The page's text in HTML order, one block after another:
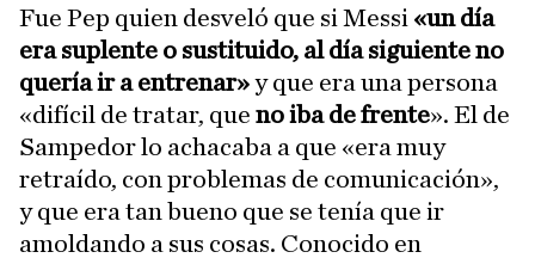
Fue Pep quien desveló que si Messi «un día
era suplente o sustituido, al día siguiente no
quería ir a entrenar»y que era una persona
«difícil de tratar, que no iba de frente». El de
Sampedor lo achacaba a que «era muy
retraído, con problemas de comunicación»,
y que era tan bueno que se tenía que ir
amoldando a sus cosas. Conocido en